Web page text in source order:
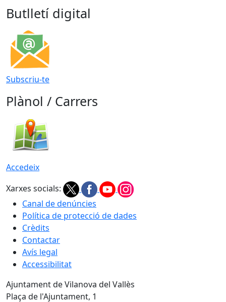
Butlletí digital
Subscriu-te
Plànol / Carrers
Accedeix
Xarxes socials:
Canal de denúncies
Política de protecció de dades
Crèdits
Contactar
Avís legal
Accessibilitat
Ajuntament de Vilanova del Vallès
Plaça de l'Ajuntament, 1